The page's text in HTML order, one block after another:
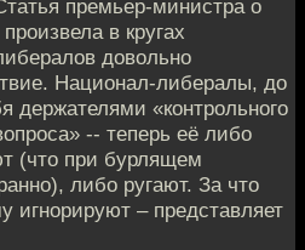
премьер-министра о
в кругах
довольно
Национал-либералы, до
держателями «контрольного
-- теперь её либо
(что при бурлящем
либо ругают. За что
игнорируют – представляет